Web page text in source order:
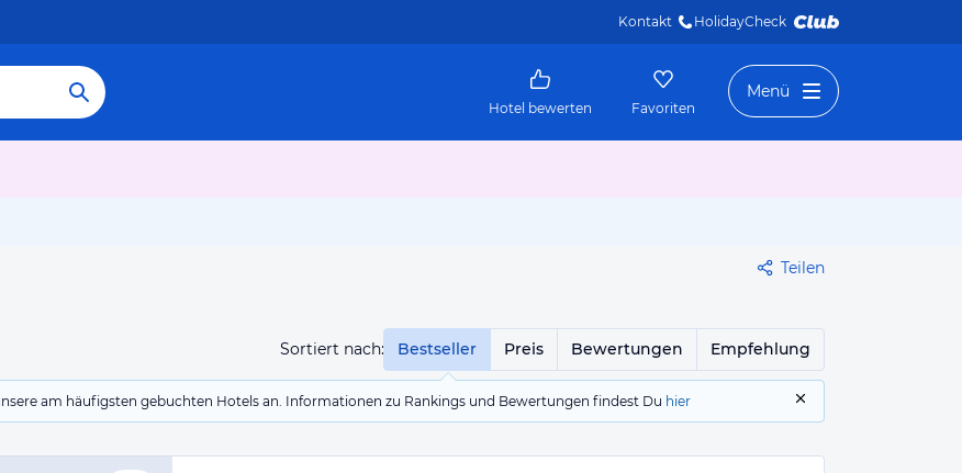
Kontakt HolidayCheck
Hotel bewerten Favoriten
Menü
Teilen
Sortiert nach: Bestseller Preis Bewertungen Empfehlung
am häufigsten gebuchten Hotels an. Informationen zu Rankings und Bewertungen findest Du hier